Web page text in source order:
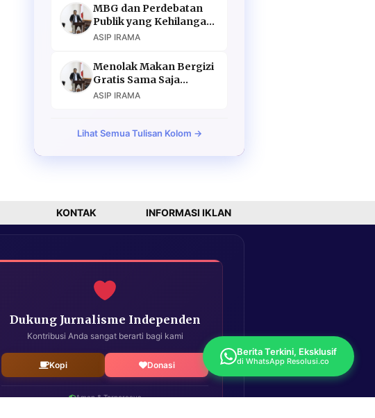
MBG dan Perdebatan
Publik yang Kehilangan
Argumen
ASIP IRAMA
Menolak Makan Bergizi
Gratis Sama Saja
Menolak Masa Depan
ASIP IRAMA
Lihat Semua Tulisan Kolom →
KONTAK INFORMASI IKLAN
Dukung Jurnalisme Independen
Kontribusi Anda sangat berarti bagi kami
Kopi Donasi
Aman & Terpercaya
Berita Terkini, Eksklusif
di WhatsApp Resolusi.co